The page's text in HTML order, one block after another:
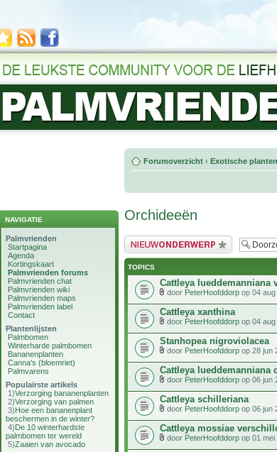
NAVIGATIE
Palmvrienden
Startpagina
Agenda
Kortingskaart
Palmvrienden forums
Palmvrienden chat
Palmvrienden wiki
Palmvrienden maps
Palmvrienden label
Contact
Plantenlijsten
Palmbomen
Winterharde palmbomen
Bananenplanten
Canna's (bloemriet)
Palmvarens
Populairste artikels
1)Verzorging bananenplanten
2)Verzorging van palmen
3)Hoe een bananenplant
beschermen in de winter?
4)De 10 winterhardste
palmbomen ter wereld
5)Zaaien van avocado
Forumoverzicht ‹ Exotische
Orchideeën
Plaats een nieuw bericht
TOPICS
Cattleya lueddemanniana
door PeterHoofddorp op 04
Cattleya xanthina
door PeterHoofddorp op 04
Stanhopea nigroviolacea
door PeterHoofddorp op 28 jun
Cattleya lueddemanniana
door PeterHoofddorp op 06 jun
Cattleya schilleriana
door PeterHoofddorp op 06 jun
Cattleya mossiae
door PeterHoofddorp op 01 mei